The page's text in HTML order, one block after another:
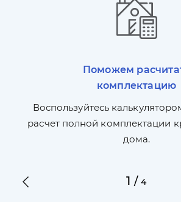
Поможем
комплектацию
Воспользуйтесь
расчет полной комплектации
дома.
1 /4